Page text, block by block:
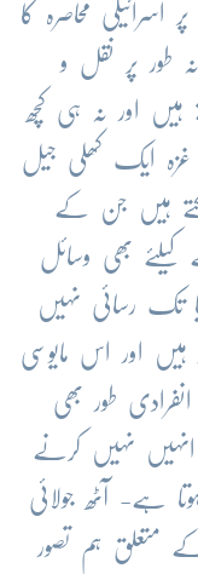
محاصرہ کا
طور پر نقل و
ہیں اور نہ ہی کچھ
غزہ ایک کھلی جیل
ہیں جن کے
کیلئے بھی وسائل
تک رسائی نہیں
ہیں اور اس مایوسی
طور بھی
نہیں کرنے
ہے- آٹھ جولائی
متعلق ہم تصور